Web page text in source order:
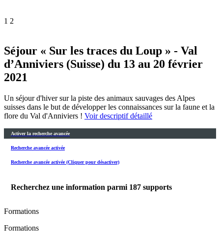
1 2
Séjour « Sur les traces du Loup » - Val
d’Anniviers (Suisse) du 13 au 20 février
2021
Un séjour d'hiver sur la piste des animaux sauvages des Alpes
suisses dans le but de développer les connaissances sur la faune et la
flore du Val d'Anniviers ! Voir descriptif détaillé
Activer la recherche avancée
Recherche avancée activée
Recherche avancée activée (Cliquer pour désactiver)
Recherchez une information parmi 187 supports
Formations
Formations